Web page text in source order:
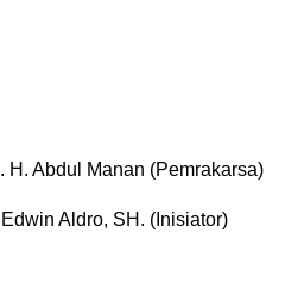
Abdul Manan (Pemrakarsa)
Aldro, SH. (Inisiator)